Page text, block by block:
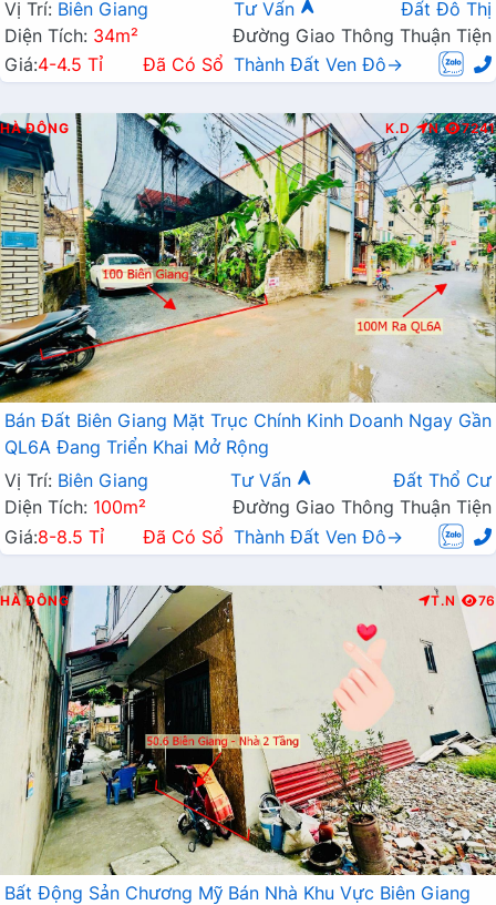
Vị Trí: Biên Giang Tư Vấn
Đất Đô Thị
Diện Tích: 34m²
Đường Giao Thông Thuận Tiện
Giá:4-4.5 Tỉ Đã Có Sổ Thành Đất Ven Đô→
HÀ ĐÔNG K.D N 7241
Bán Đất Biên Giang Mặt Trục Chính Kinh Doanh Ngay Gần
QL6A Đang Triển Khai Mở Rộng
Vị Trí: Biên Giang Tư Vấn
Đất Thổ Cư
Diện Tích: 100m²
Đường Giao Thông Thuận Tiện
Giá:8-8.5 Tỉ Đã Có Sổ Thành Đất Ven Đô→
HÀ ĐÔNG T.N 76
Bất Động Sản Chương Mỹ Bán Nhà Khu Vực Biên Giang